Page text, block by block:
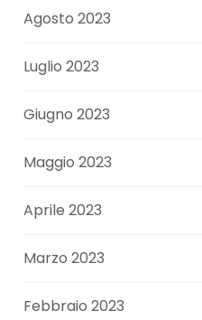
Agosto 2023
Luglio 2023
Giugno 2023
Maggio 2023
Aprile 2023
Marzo 2023
Febbraio 2023